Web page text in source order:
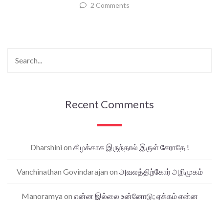
2 Comments
Recent Comments
Dharshini on கிழக்காக இருந்தால் இருள் சேராதே !
Vanchinathan Govindarajan on அவலத்திற்கோர் அறிமுகம்
Manoramya on என்ன இல்லை உன்னோடு; ஏக்கம் என்ன